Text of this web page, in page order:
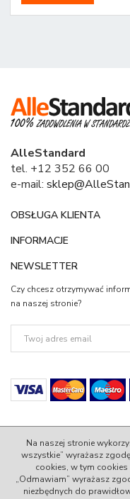
AlleStandard
tel. +12 352 66 00
e-mail:
OBSŁUGA KLIENTA
INFORMACJE
NEWSLETTER
Czy chcesz otrzymywać
na naszej stronie?
© 2022 AlleStandard.pl -
InfoSerwis-
Na naszej stronie
wszystkie” wyrażasz
cookies, w tym
„Odmawiam” wyrażasz
niezbędnych do